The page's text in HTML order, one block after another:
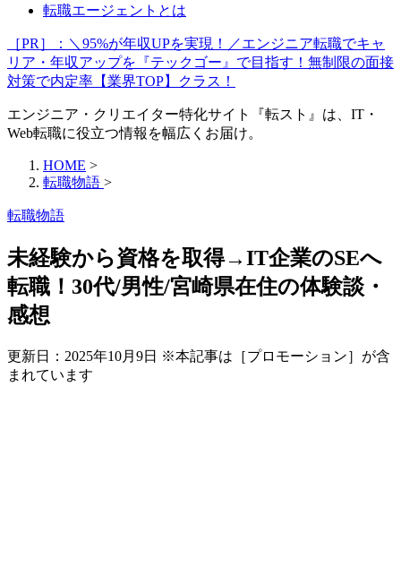
転職エージェントとは
［PR］：＼95%が年収UPを実現！／エンジニア転職でキャ
リア・年収アップを『テックゴー』で目指す！無制限の面接
対策で内定率【業界TOP】クラス！
エンジニア・クリエイター特化サイト『転スト』は、IT・
Web転職に役立つ情報を幅広くお届け。
HOME >
転職物語 >
転職物語
未経験から資格を取得→IT企業のSEへ
転職！30代/男性/宮崎県在住の体験談・
感想
更新日： 2025年10月9日 ※本記事は［プロモーション］が含
まれています